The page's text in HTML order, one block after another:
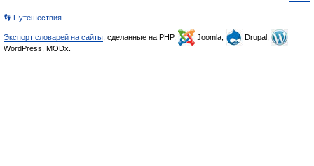
👣 Путешествия
Экспорт словарей на сайты , сделанные на PHP, Joomla,
Drupal,
WordPress, MODx.